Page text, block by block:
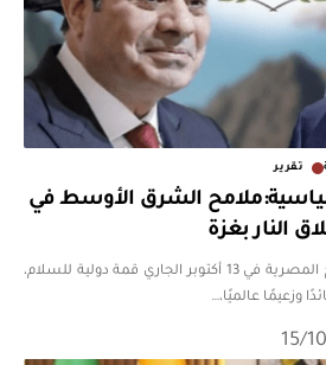
تقرير
الشرق الأوسط في
النار بغزة
استضافت مدينة شرم الشيخ المصرية في 13 أكتوبر الجاري قمة دولية للسلام،
وزعيمًا عالميًا،…
15/